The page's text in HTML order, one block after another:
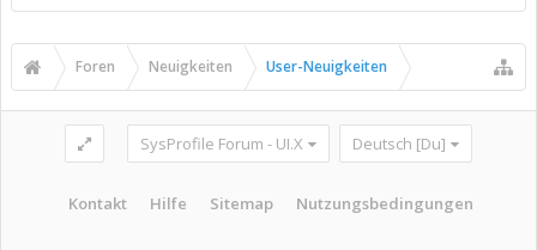
Foren Neuigkeiten User-Neuigkeiten
SysProfile Forum - UI.X Deutsch [Du]
Kontakt Hilfe Sitemap Nutzungsbedingungen